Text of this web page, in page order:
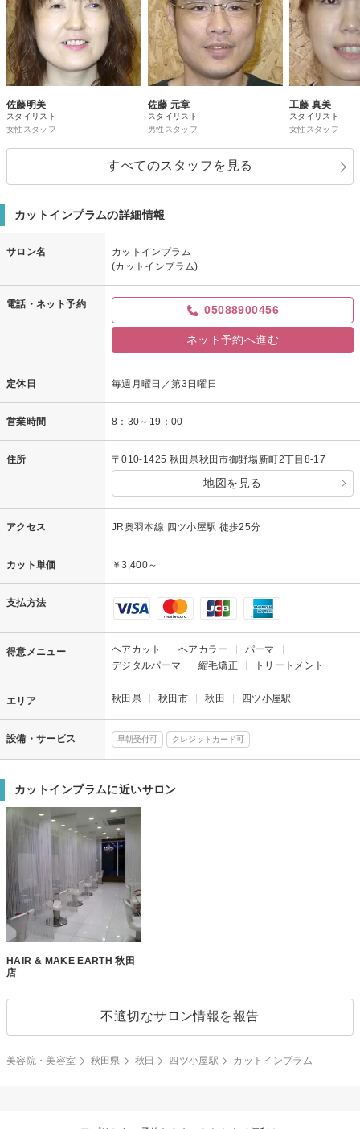
佐藤明美
スタイリスト
女性スタッフ
佐藤 元章
スタイリスト
男性スタッフ
工藤 真美
スタイリスト
女性スタッフ
すべてのスタッフを見る
カットインプラムの詳細情報
サロン名
カットインプラム
(カットインプラム)
電話・ネット予約 05088900456
ネット予約へ進む
定休日 毎週月曜日／第3日曜日
営業時間 8：30～19：00
住所 〒010-1425 秋田県秋田市御野場新町2丁目8-17
地図を見る
アクセス JR奥羽本線 四ツ小屋駅 徒歩25分
カット単価 ￥3,400～
支払方法
得意メニュー ヘアカット ヘアカラー
パーマ
デジタルパーマ
縮毛矯正 トリートメント
エリア 秋田県 秋田市 秋田 四ツ小屋駅
設備・サービス 早朝受付可 クレジットカード可
カットインプラムに近いサロン
HAIR & MAKE EARTH 秋田
店
不適切なサロン情報を報告
美容院・美容室 秋田県 秋田 四ツ小屋駅 カットインプラム